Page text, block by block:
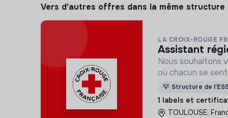
Vers d'autres offres dans la même structure
LA CROIX-ROUGE
assistant
Nous souhaitons
où chacun se
Pour cela, nous
des lieux
adaptés à tous.
💡 Structure de
1 labels et
TOULOUSE,